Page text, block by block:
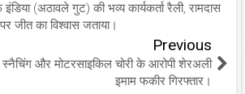
इंडिया (अठावले गुट) की भव्य कार्यकर्ता रैली, रामदास
जीत का विश्वास जताया।
Previous
और मोटरसाइकिल चोरी के आरोपी शेरअली
इमाम फकीर गिरफ्तार।